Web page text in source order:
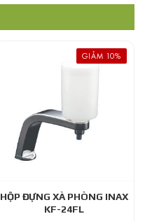
GIẢM 10%
HỘP ĐỰNG XÀ PHÒNG INAX
KF-24FL